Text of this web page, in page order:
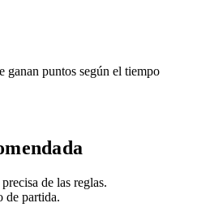
ganan puntos según el tiempo
de las reglas.
de partida.